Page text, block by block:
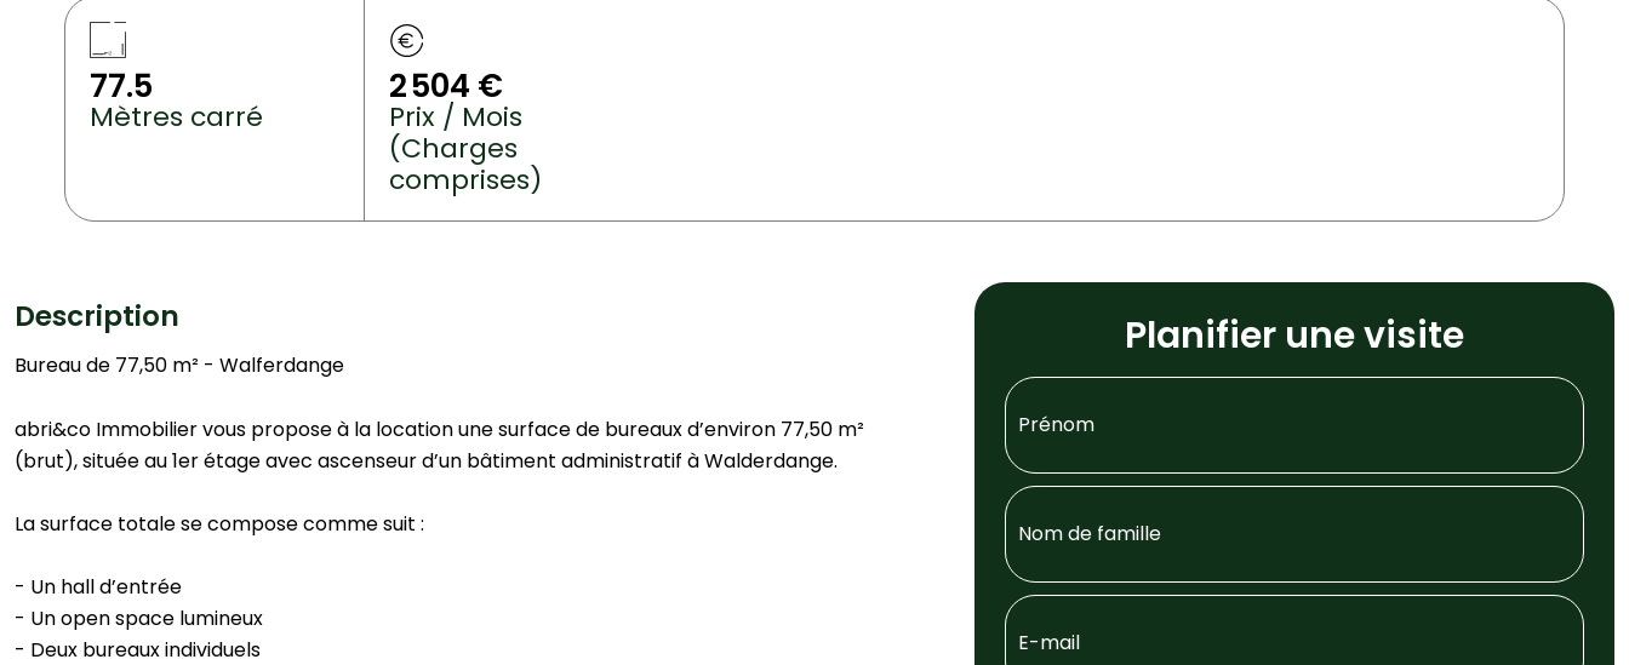
77.5
Mètres carré
2 504 €
Prix / Mois
(Charges
comprises)
Description
Bureau de 77,50 m² - Walferdange
abri&co Immobilier vous propose à la location une surface de bureaux d’environ 77,50 m²
(brut), située au 1er étage avec ascenseur d’un bâtiment administratif à Walderdange.
La surface totale se compose comme suit :
- Un hall d’entrée
- Un open space lumineux
- Deux bureaux individuels
Planifier une visite